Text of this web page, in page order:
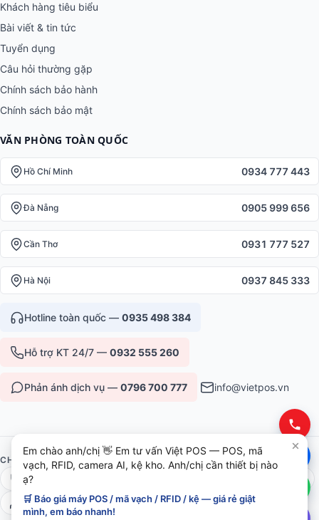
Khách hàng tiêu biểu
Bài viết & tin tức
Tuyển dụng
Câu hỏi thường gặp
Chính sách bảo hành
Chính sách bảo mật
VĂN PHÒNG TOÀN QUỐC
Hồ Chí Minh 0934 777 443
Đà Nẵng 0905 999 656
Cần Thơ 0931 777 527
Hà Nội 0937 845 333
Hotline toàn quốc — 0935 498 384
Hỗ trợ KT 24/7 — 0932 555 260
Phản ánh dịch vụ — 0796 700 777 info@vietpos.vn
CHỨNG NHẬN & UY TÍN
ISO 9001:2015
6+ năm phục vụ B2B
Em chào anh/chị 👋 Em tư vấn Việt POS — POS, mã
vạch, RFID, camera AI, kệ kho. Anh/chị cần thiết bị nào
ạ?
🛒 Báo giá máy POS / mã vạch / RFID / kệ — giá rẻ giật
mình, em báo nhanh!